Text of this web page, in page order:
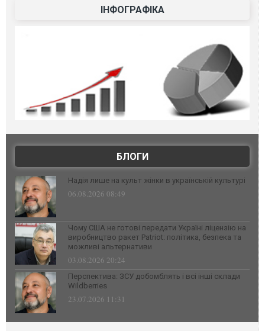
ІНФОГРАФІКА
БЛОГИ
Надія лише на культ жінки в українській культурі
06.08.2026 08:49
Чому США не готові передати Україні ліцензію на
виробництво ракет Patriot: політика, безпека та
можливі альтернативи
03.08.2026 20:24
Перспектива: ЗСУ добомблять і всі інші склади
Wildberries
23.07.2026 11:31